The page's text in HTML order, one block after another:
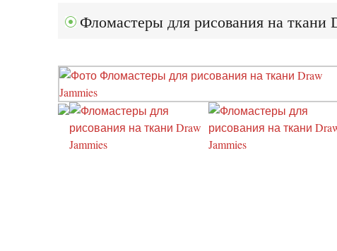
Фломастеры для рисования на ткани